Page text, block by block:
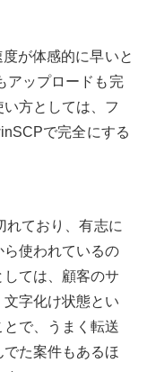
が体感的に早いと
アップロードも完
方としては、フ
で完全にする
れており、有志に
使われているの
ては、顧客のサ
字化け状態とい
で、うまく転送
た案件もあるほ